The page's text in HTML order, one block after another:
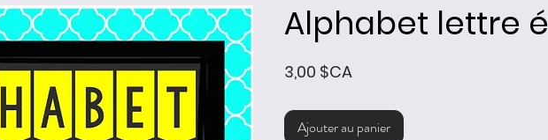
Alphabet lettre é
3,00 $CAPrix
Ajouter au panier